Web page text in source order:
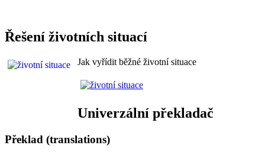
Řešení životních situací
Jak vyřídit běžné životní situace
Univerzální překladač
Překlad (translations)